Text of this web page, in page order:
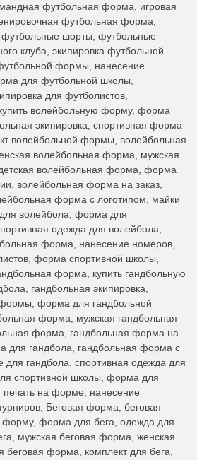
футбольная форма, игровая
футбольная форма,
шорты, футбольные
клуба, экипировка футбольной
формы, нанесение
для футбольной школы,
для футболистов,
волейбольную форму, форма
экипировка, спортивная форма
волейбольной формы, волейбольная
волейбольная форма, мужская
волейбольная форма, форма
волейбольная форма на заказ,
форма с логотипом, майки
волейбола, форма для
одежда для волейбола,
форма, нанесение номеров,
форма спортивной школы,
форма, купить гандбольную
гандбольная экипировка,
форма для гандбольной
форма, мужская гандбольная
форма, гандбольная форма на
для гандбола, гандбольная форма с
для гандбола, спортивная одежда для
спортивной школы, форма для
печать на форме, нанесение
Беговая форма, беговая
форму, форма для бега, одежда для
мужская беговая форма, женская
беговая форма, комплект для бега,